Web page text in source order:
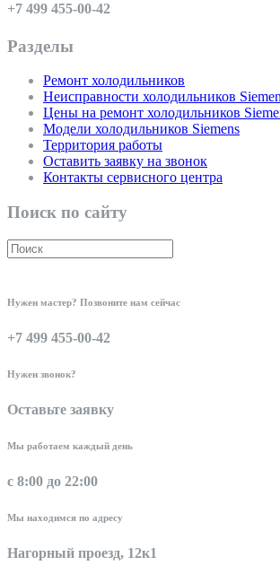
+7 499 455-00-42
Разделы
Ремонт холодильников
Неисправности холодильников
Цены на ремонт холодильников
Модели холодильников Siemens
Территория работы
Оставить заявку на звонок
Контакты сервисного центра
Поиск по сайту
Нужен мастер? Позвоните нам сейчас
+7 499 455-00-42
Нужен звонок?
Оставьте заявку
Мы работаем каждый день
с 8:00 до 22:00
Мы находимся по адресу
Нагорный проезд, 12к1